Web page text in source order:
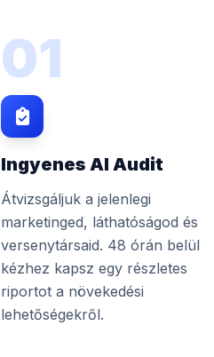
01
Ingyenes AI Audit
Átvizsgáljuk a jelenlegi
marketinged, láthatóságod és
versenytársaid. 48 órán belül
kézhez kapsz egy részletes
riportot a növekedési
lehetőségekről.